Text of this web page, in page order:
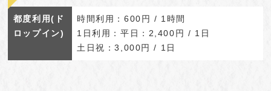
都度利用(ド
ロップイン)
時間利用：600円 / 1時間
1日利用：平日：2,400円 / 1日
土日祝：3,000円 / 1日